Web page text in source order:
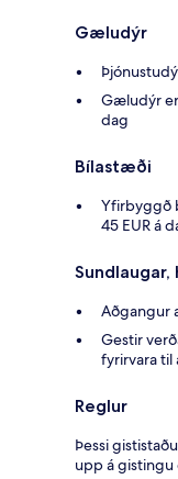
Gæludýr
Gæludýr
dag
Bílastæði
Yfirbyggð
45 EUR á
Aðgangur
Gestir
fyrirvara til
Reglur
Þessi
upp á gistingu